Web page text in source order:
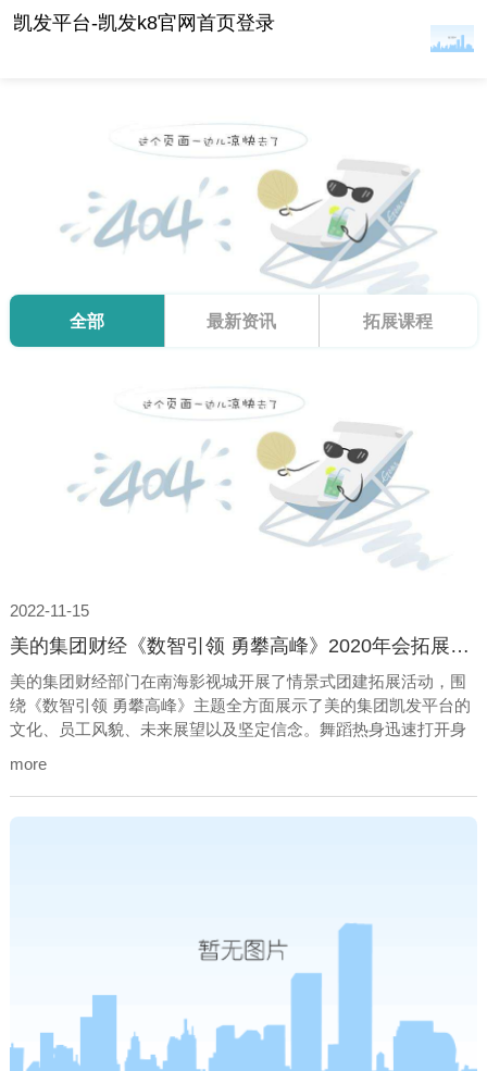
最新资讯-凯发平台
凯发平台-凯发k8官网首页登录
全部 最新资讯 拓展课程
2022-11-15
美的集团财经《数智引领 勇攀高峰》2020年会拓展训练
美的集团财经部门在南海影视城开展了情景式团建拓展活动，围
绕《数智引领 勇攀高峰》主题全方面展示了美的集团凯发平台的
文化、员工风貌、未来展望以及坚定信念。舞蹈热身迅速打开身
more